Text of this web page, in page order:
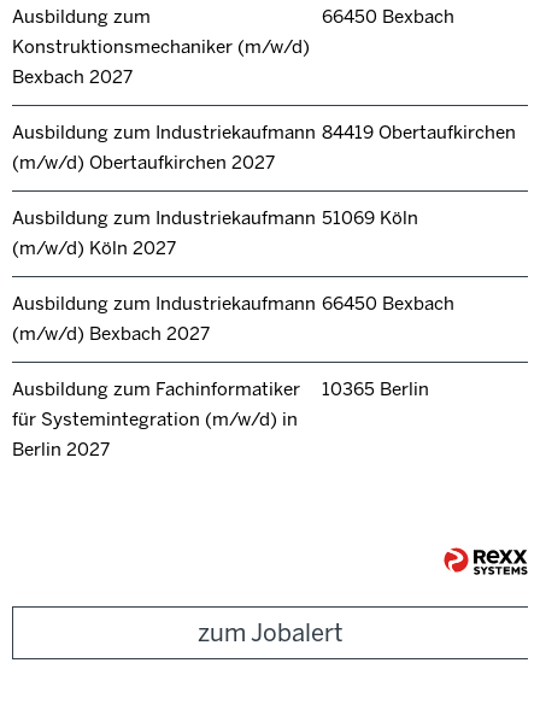
Ausbildung zum
Konstruktionsmechaniker (m/w/d)
Bexbach 2027
66450 Bexbach
Ausbildung zum Industriekaufmann
(m/w/d) Obertaufkirchen 2027
84419 Obertaufkirchen
Ausbildung zum Industriekaufmann
(m/w/d) Köln 2027
51069 Köln
Ausbildung zum Industriekaufmann
(m/w/d) Bexbach 2027
66450 Bexbach
Ausbildung zum Fachinformatiker
für Systemintegration (m/w/d) in
Berlin 2027
10365 Berlin
zum Jobalert